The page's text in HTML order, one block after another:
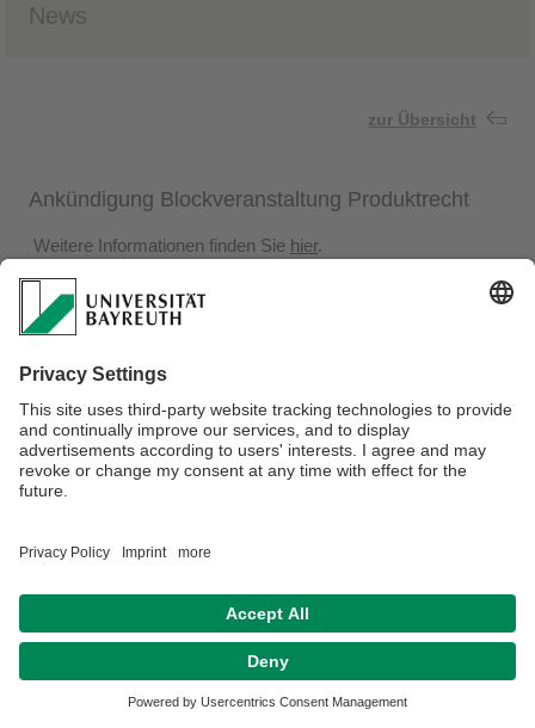
News
zur Übersicht
Ankündigung Blockveranstaltung Produktrecht
Weitere Informationen finden Sie hier.
Kontakt
Barrierefreiheitserklärung